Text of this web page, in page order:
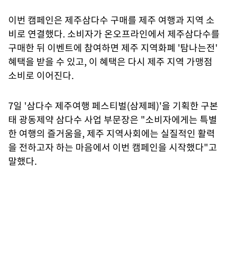
이번 캠페인은 제주삼다수 구매를 제주 여행과 지역 소
비로 연결했다. 소비자가 온오프라인에서 제주삼다수를
구매한 뒤 이벤트에 참여하면 제주 지역화폐 '탐나는전'
혜택을 받을 수 있고, 이 혜택은 다시 제주 지역 가맹점
소비로 이어진다.
7일 '삼다수 제주여행 페스티벌(삼제페)'을 기획한 구본
태 광동제약 삼다수 사업 부문장은 "소비자에게는 특별
한 여행의 즐거움을, 제주 지역사회에는 실질적인 활력
을 전하고자 하는 마음에서 이번 캠페인을 시작했다"고
말했다.